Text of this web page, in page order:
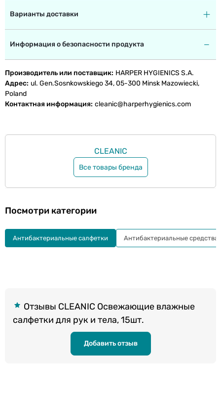
Варианты доставки
Информация о безопасности продукта
Производитель или поставщик HARPER HYGIENICS S.A.
Адрес ul. Gen.Sosnkowskiego 34, 05-300 Minsk Mazowiecki,
Poland
Контактная информация cleanic@harperhygienics.com
CLEANIC
Все товары бренда
Отзывы CLEANIC Освежающие влажные
салфетки для рук и тела, 15шт.
Добавить отзыв
Посмотри категории
Антибактериальные салфетки Антибактериальные средства